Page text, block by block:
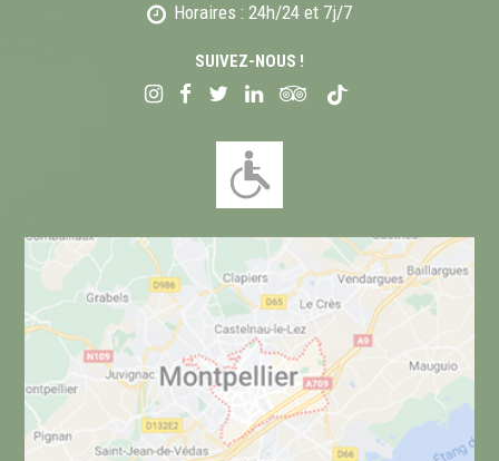
Horaires : 24h/24 et 7j/7
SUIVEZ-NOUS !